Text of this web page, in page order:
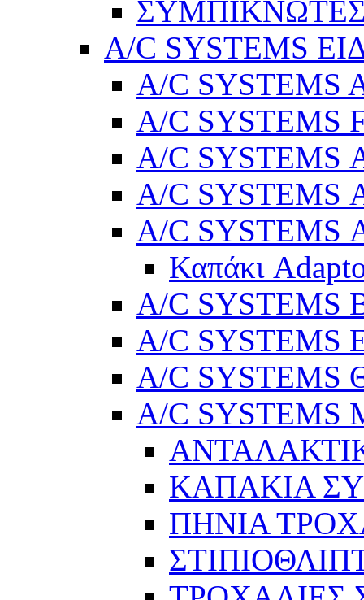
A/C SYSTEMS
A/C SYSTEMS
A/C SYSTEMS
A/C SYSTEMS
A/C SYSTEMS
A/C SYSTEMS
Καπάκι
A/C SYSTEMS
A/C SYSTEMS
A/C SYSTEMS
A/C SYSTEMS
ΚΑΠΑΚΙΑ
ΠΗΝΙΑ